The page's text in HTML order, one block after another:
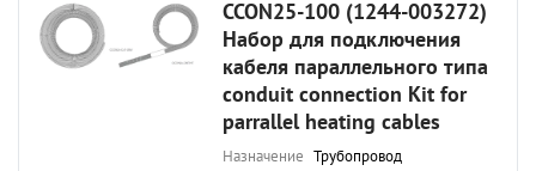
CCON25-100 (1244-003272)
Набор для подключения
кабеля параллельного типа
conduit connection Kit for
parrallel heating cables
Назначение Трубопровод